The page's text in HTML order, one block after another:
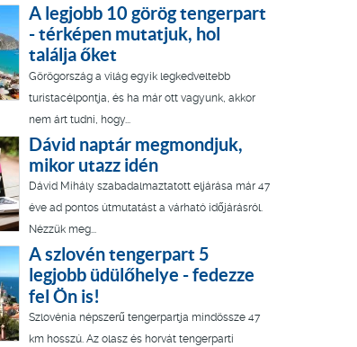
A legjobb 10 görög tengerpart
- térképen mutatjuk, hol
találja őket
Görögország a világ egyik legkedveltebb
turistacélpontja, és ha már ott vagyunk, akkor
nem árt tudni, hogy...
Dávid naptár megmondjuk,
mikor utazz idén
Dávid Mihály szabadalmaztatott eljárása már 47
éve ad pontos útmutatást a várható időjárásról.
Nézzük meg...
A szlovén tengerpart 5
legjobb üdülőhelye - fedezze
fel Ön is!
Szlovénia népszerű tengerpartja mindössze 47
km hosszú. Az olasz és horvát tengerparti